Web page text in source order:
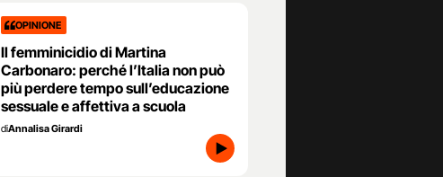
OPINIONE
Il femminicidio di Martina
Carbonaro: perché l’Italia non può
più perdere tempo sull’educazione
sessuale e affettiva a scuola
diAnnalisa Girardi